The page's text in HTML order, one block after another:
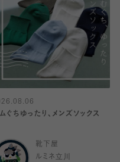
ぐちゆったり、メンズソックス
靴下屋
ルミネ立川